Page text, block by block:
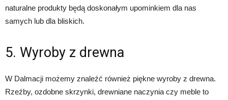
naturalne produkty będą doskonałym upominkiem dla nas
samych lub dla bliskich.
5. Wyroby z drewna
W Dalmacji możemy znaleźć również piękne wyroby z drewna.
Rzeźby, ozdobne skrzynki, drewniane naczynia czy meble to